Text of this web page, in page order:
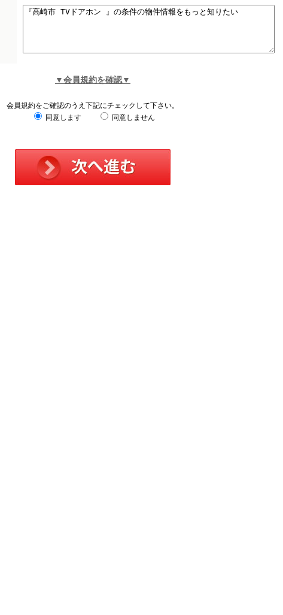
▼会員規約を確認▼
会員規約をご確認のうえ下記にチェックして下さい。
同意します
同意しません